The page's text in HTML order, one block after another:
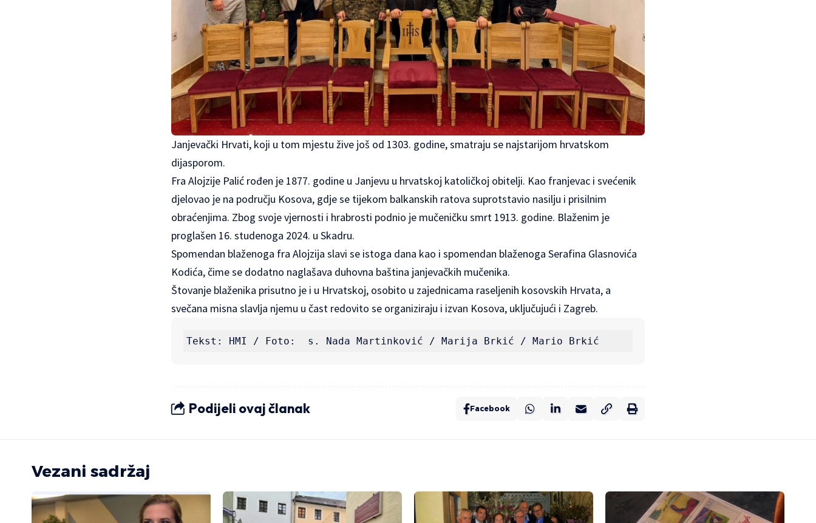
Janjevački Hrvati, koji u tom mjestu žive još od 1303. godine, smatraju se najstarijom hrvatskom
dijasporom.
Fra Alojzije Palić rođen je 1877. godine u Janjevu u hrvatskoj katoličkoj obitelji. Kao franjevac i svećenik
djelovao je na području Kosova, gdje se tijekom balkanskih ratova suprotstavio nasilju i prisilnim
obraćenjima. Zbog svoje vjernosti i hrabrosti podnio je mučeničku smrt 1913. godine. Blaženim je
proglašen 16. studenoga 2024. u Skadru.
Spomendan blaženoga fra Alojzija slavi se istoga dana kao i spomendan blaženoga Serafina Glasnovića
Kodića, čime se dodatno naglašava duhovna baština janjevačkih mučenika.
Štovanje blaženika prisutno je i u Hrvatskoj, osobito u zajednicama raseljenih kosovskih Hrvata, a
svečana misna slavlja njemu u čast redovito se organiziraju i izvan Kosova, uključujući i Zagreb.
Tekst: HMI / Foto:  s. Nada Martinković / Marija Brkić / Mario Brkić
Podijeli ovaj članak Facebook
Vezani sadržaj